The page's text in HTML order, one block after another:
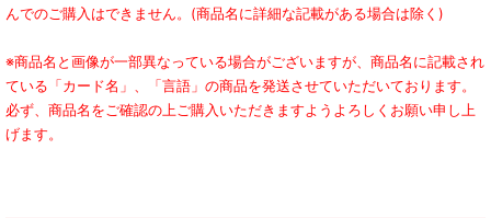
んでのご購入はできません。(商品名に詳細な記載がある場合は除く)
※商品名と画像が一部異なっている場合がございますが、商品名に記載され
ている「カード名」、「言語」の商品を発送させていただいております。
必ず、商品名をご確認の上ご購入いただきますようよろしくお願い申し上
げます。